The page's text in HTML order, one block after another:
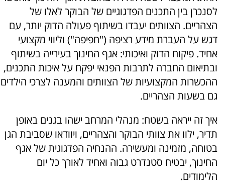
לסנכרן בין התכנים הפדגוגיים של הבוקר לאלו של
הצהריים. הצוותים יעבדו בשיתוף פעולה הדוק יותר, עם
דגש על העברת מידע רציפה ("חפיפה") וליווי מקצועי
אחיד. פיקוח הדוק ואיכותי: אגף החינוך בעירייה בשיתוף
ובתיאום החברה לתרבות הפנאי יפקח על איכות התכנים,
ההכשרות המקצועיות של הצוותים והמענה לצרכי הילדים
גם בשעות הצהריים.
איך זה ייראה בשטח: מנהלי המרחב ישהו בגנים באופן
תדיר, ילוו את צוותי הבוקר והצהריים, ויוודאו שסביבת הגן
בטוחה, מזמינה ומעשירה. ההנחיה הפדגוגית של אגף
החינוך, יבטיח סטנדרט גבוה ואחיד לאורך כל יום
הלימודים.